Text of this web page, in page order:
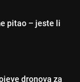
pitao – jeste li
dronova za